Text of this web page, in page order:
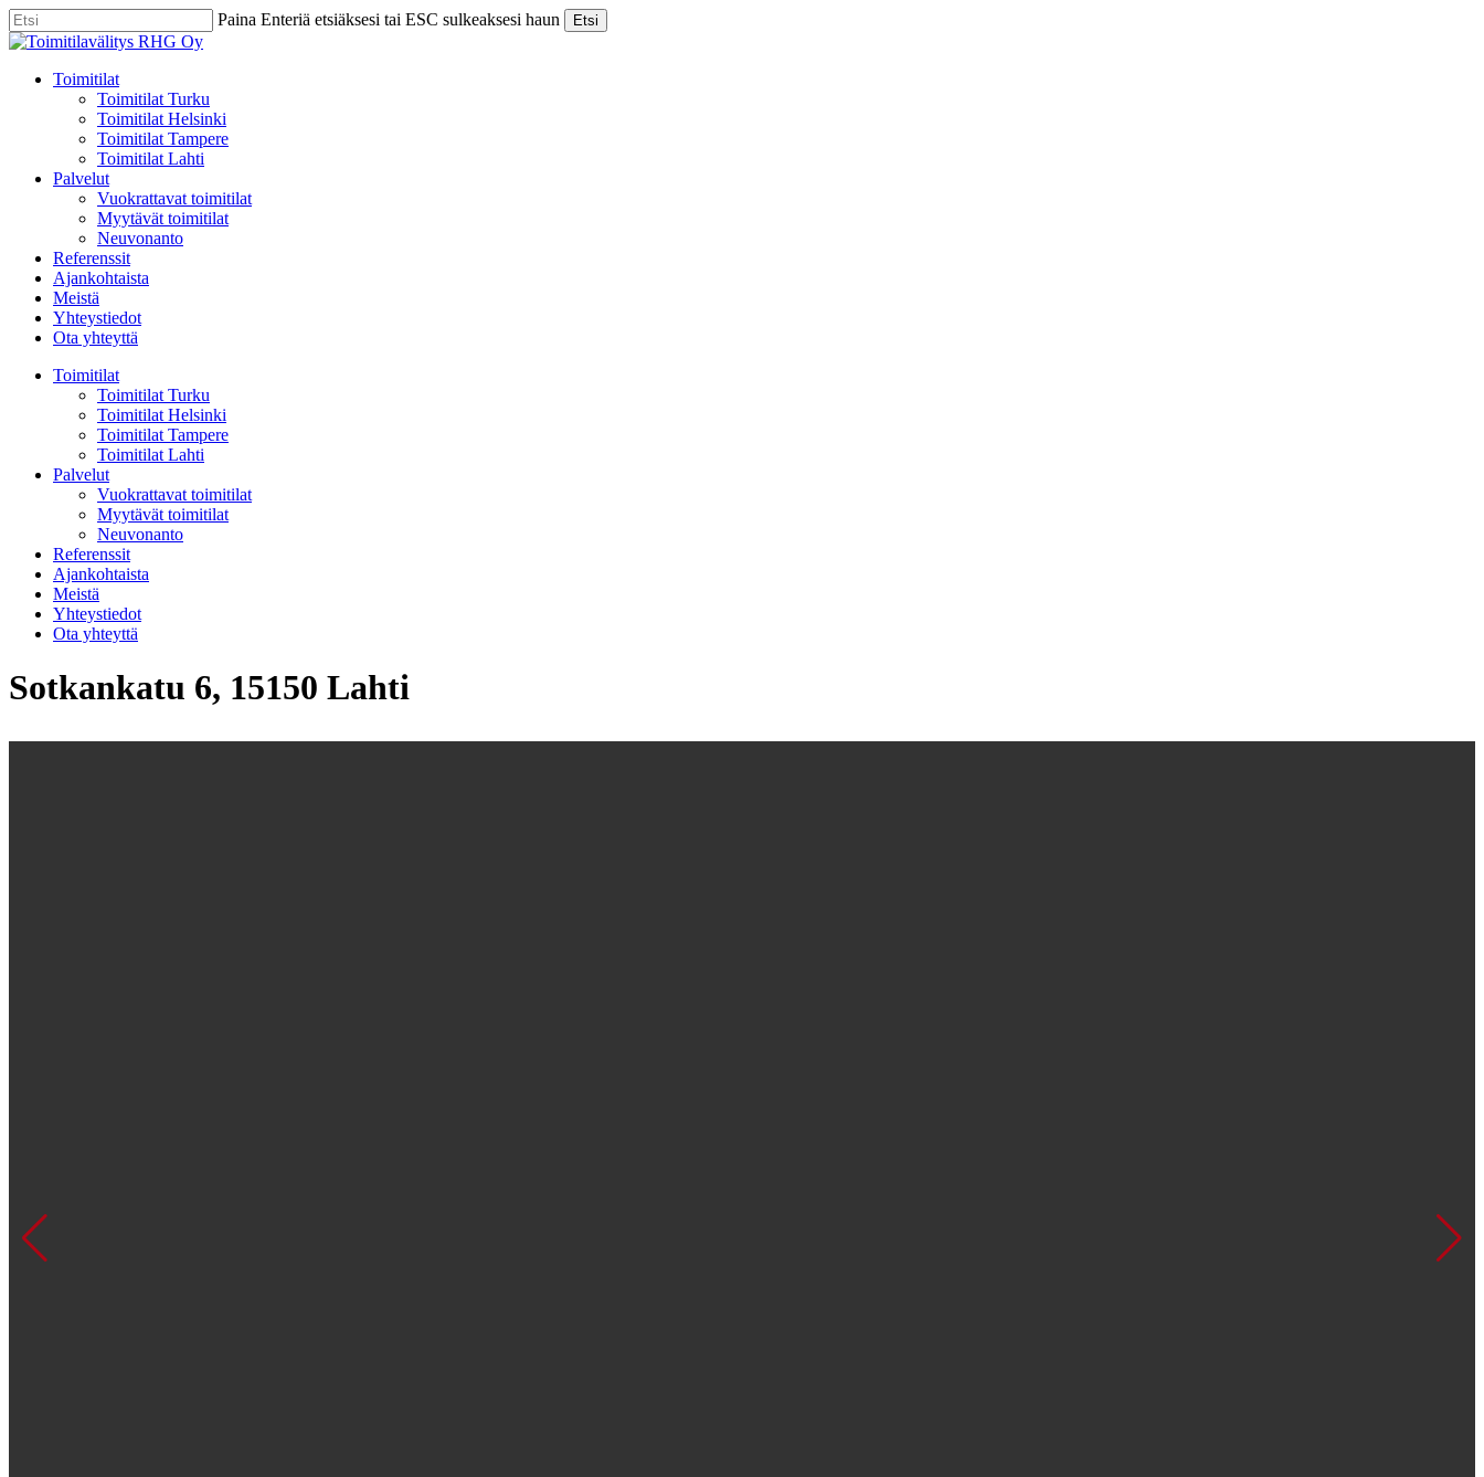
Skip
to
content
Paina Enteriä etsiäksesi tai ESC sulkeaksesi haun Etsi
Close
Menu
Toimitilat
Toimitilat Turku
Toimitilat Helsinki
Toimitilat Tampere
Toimitilat Lahti
Palvelut
Vuokrattavat toimitilat
Myytävät toimitilat
Neuvonanto
Referenssit
Ajankohtaista
Meistä
Yhteystiedot
Ota yhteyttä
Toimitilat
Toimitilat Turku
Toimitilat Helsinki
Toimitilat Tampere
Toimitilat Lahti
Palvelut
Vuokrattavat toimitilat
Myytävät toimitilat
Neuvonanto
Referenssit
Ajankohtaista
Meistä
Yhteystiedot
Ota yhteyttä
Sotkankatu 6, 15150 Lahti